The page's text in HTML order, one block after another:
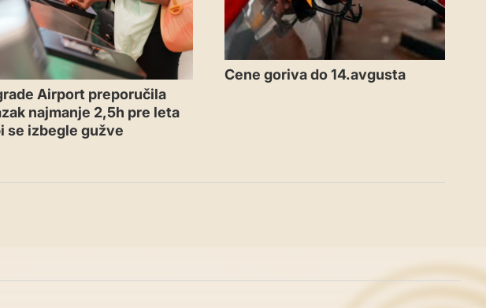
Airport preporučila
najmanje 2,5h pre leta
se izbegle gužve
Cene goriva do 14.avgusta